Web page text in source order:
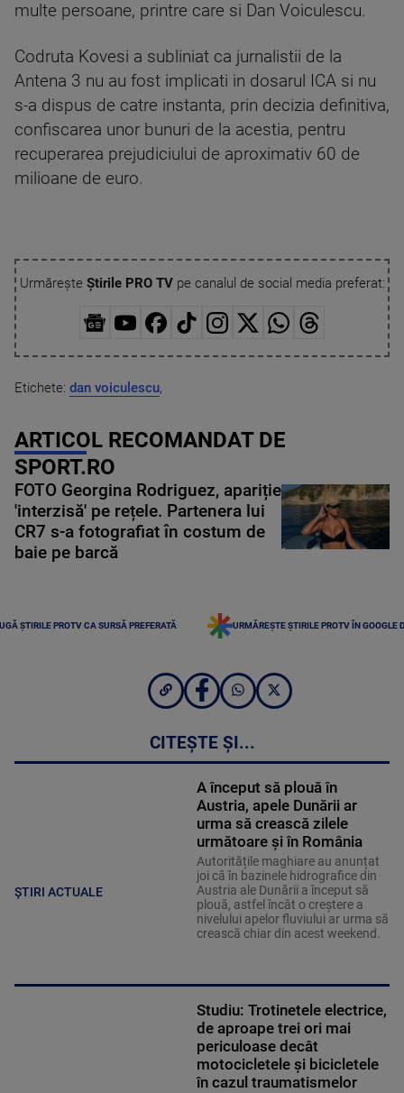
multe persoane, printre care si Dan Voiculescu.
Codruta Kovesi a subliniat ca jurnalistii de la
Antena 3 nu au fost implicati in dosarul ICA si nu
s-a dispus de catre instanta, prin decizia definitiva,
confiscarea unor bunuri de la acestia, pentru
recuperarea prejudiciului de aproximativ 60 de
milioane de euro.
Urmărește Știrile PRO TVpe canalul de social media preferat:
Etichete: dan voiculescu,
ARTICOL RECOMANDAT DE
SPORT.RO
FOTO Georgina Rodriguez, apariție
'interzisă' pe rețele. Partenera lui
CR7 s-a fotografiat în costum de
baie pe barcă
ȘTIRILE PROTV CA SURSĂ PREFERATĂ URMĂREȘTE ȘTIRILE PROTV ÎN GOOGLE
CITEȘTE ȘI...
ȘTIRI ACTUALE
A început să plouă în
Austria, apele Dunării ar
urma să crească zilele
următoare și în România
Autoritățile maghiare au anunțat
joi că în bazinele hidrografice din
Austria ale Dunării a început să
plouă, astfel încât o creștere a
nivelului apelor fluviului ar urma să
crească chiar din acest weekend.
Studiu: Trotinetele electrice,
de aproape trei ori mai
periculoase decât
motocicletele și bicicletele
în cazul traumatismelor